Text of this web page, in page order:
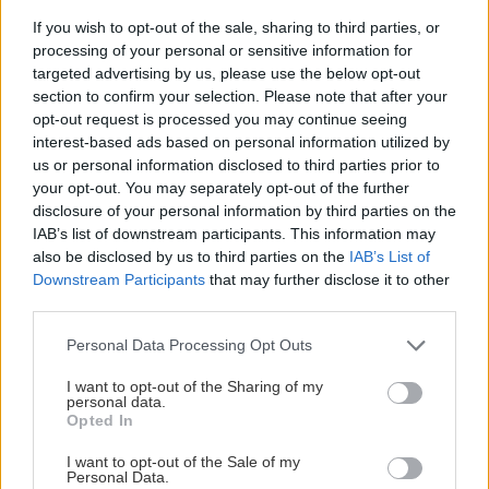
If you wish to opt-out of the sale, sharing to third parties, or
processing of your personal or sensitive information for
targeted advertising by us, please use the below opt-out
section to confirm your selection. Please note that after your
opt-out request is processed you may continue seeing
interest-based ads based on personal information utilized by
us or personal information disclosed to third parties prior to
your opt-out. You may separately opt-out of the further
disclosure of your personal information by third parties on the
IAB’s list of downstream participants. This information may
also be disclosed by us to third parties on the IAB’s List of
Downstream Participants that may further disclose it to other
Please note that this website/app uses one or more Google
not limited to your visit or usage behaviour. You may click to
grant or deny consent to Google and its third-party tags to
use your data for below specified purposes in below Google
consent section.
Personal Data Processing Opt Outs
I want to opt-out of the Sharing of my
personal data.
Opted In
I want to opt-out of the Sale of my
Personal Data.
cien by dosiahlo nezdravú úroveň rádovo
v desiatkach až stovkách percent, v takom
prípade by nepostačovala ani indexácia
poistných súm vykonávaná raz ročne. Vtedy je
potrebné hľadať riešenie v priebežnej
aktualizácii poistných súmv kratších časových
intervaloch, aby sme v aktuálnom čase mali
aspoň približne zodpovedajúce výšky
poistných súm vlastného majetku a boli tak
dokonale v súlade so svojimi záujmami, t. j.
maximálnou ochranou vlastného majetku. Tejto
nemusíme čeliť.